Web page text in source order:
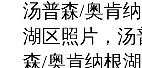
汤普森/奥肯
湖区照片，
森/奥肯纳根